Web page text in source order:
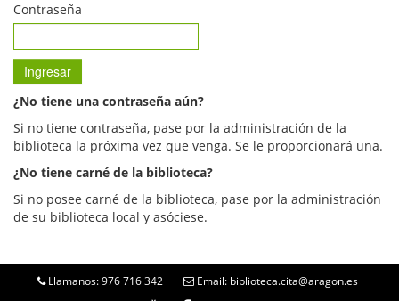
Contraseña
¿No tiene una contraseña aún?
Si no tiene contraseña, pase por la administración de la
biblioteca la próxima vez que venga. Se le proporcionará una.
¿No tiene carné de la biblioteca?
Si no posee carné de la biblioteca, pase por la administración
de su biblioteca local y asóciese.
Llamanos: 976 716 342 Email: biblioteca.cita@aragon.es